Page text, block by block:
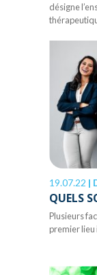
désigne
19.07.22 |
QUELS
Plusieurs
premier lieu